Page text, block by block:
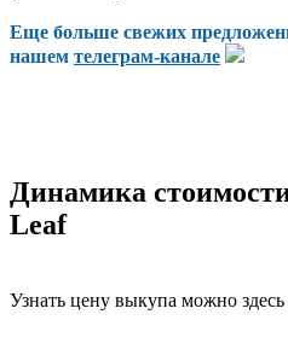
Еще больше свежих
нашем телеграм-канале
Динамика
Leaf
Узнать цену выкупа можно здесь